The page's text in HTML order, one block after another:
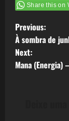
Share this on
P
o
s
Previous:
À sombra de
Next:
Mana (Energia)